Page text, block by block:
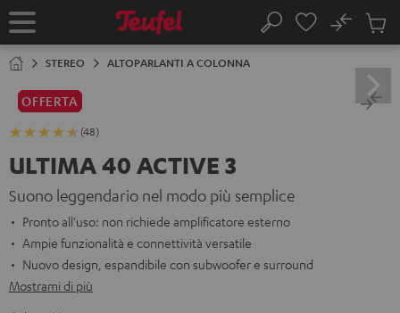
AL
Pagina
Cerca
No
STEREO ALTOPARLANTI A COLONNA
OFFERTA
(48)
ULTIMA 40 ACTIVE 3
Suono leggendario nel modo più semplice
Pronto all'uso: non richiede amplificatore esterno
Ampie funzionalità e connettività versatile
Nuovo design, espandibile con subwoofer e surround
Mostrami di più